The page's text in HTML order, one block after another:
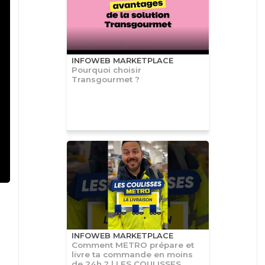
INFOWEB MARKETPLACE
Pourquoi choisir
Transgourmet ?
INFOWEB MARKETPLACE
Comment METRO prépare et
livre ta commande en moins